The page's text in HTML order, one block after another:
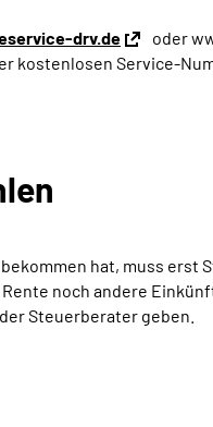
drv.de
oder
Service-
hat, muss
noch andere
Steuerberater geben.